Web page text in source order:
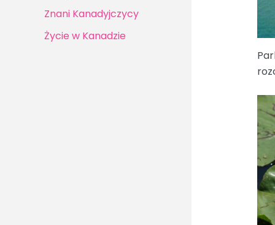
Znani Kanadyjczycy
Życie w Kanadzie